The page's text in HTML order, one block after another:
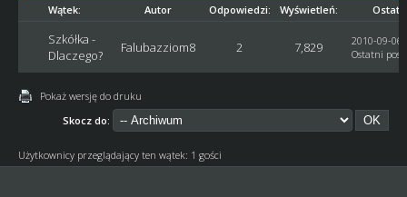
Wątek: Autor Odpowiedzi: Wyświetleń:
Szkółka -
Dlaczego?
Falubazziom8 2 7,829
2010-09-
Ostatni post
Pokaż wersję do druku
Skocz do:
Użytkownicy przeglądający ten wątek: 1 gości